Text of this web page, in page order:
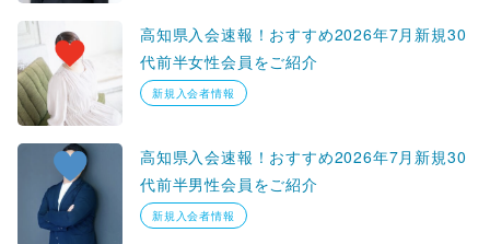
高知県入会速報！おすすめ2026年7月新規30
代前半女性会員をご紹介
新規入会者情報
高知県入会速報！おすすめ2026年7月新規30
代前半男性会員をご紹介
新規入会者情報